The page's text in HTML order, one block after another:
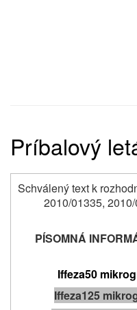
Príbalový
Schválený text k
2010/01335,
PÍSOMNÁ
Iffeza50
Iffeza125